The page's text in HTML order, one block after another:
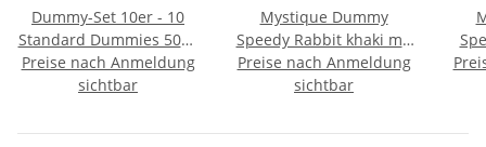
Dummy-Set 10er - 10
Standard Dummies 500g
farblich gemischt
Dummyset
Preise nach Anmeldung
sichtbar
Mystique Dummy
Speedy Rabbit khaki mit
Fell 500g
Preise nach Anmeldung
sichtbar